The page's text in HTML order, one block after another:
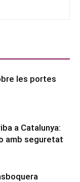
les portes
a Catalunya:
amb seguretat